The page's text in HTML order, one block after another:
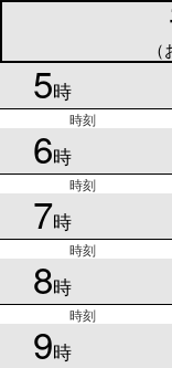
5時
時刻
6時
時刻
7時
時刻
8時
時刻
9時